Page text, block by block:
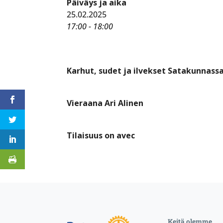
Päiväys ja aika
25.02.2025
17:00 - 18:00
Karhut, sudet ja ilvekset Satakunnassa
Vieraana Ari Alinen
Tilaisuus on avec